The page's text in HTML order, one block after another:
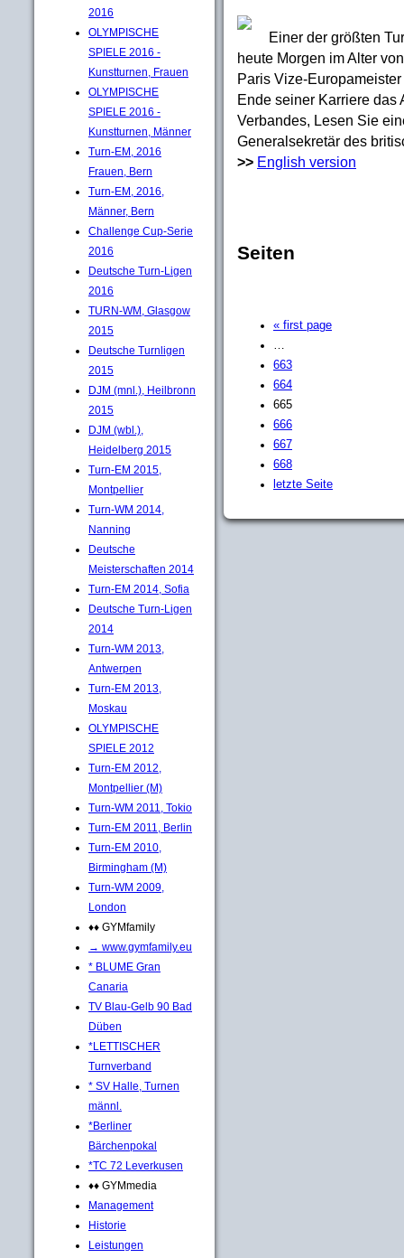
2016
OLYMPISCHE
SPIELE 2016 -
Kunstturnen, Frauen
OLYMPISCHE
SPIELE 2016 -
Kunstturnen, Männer
Turn-EM, 2016
Frauen, Bern
Turn-EM, 2016,
Männer, Bern
Challenge Cup-Serie
2016
Deutsche Turn-Ligen
2016
TURN-WM, Glasgow
2015
Deutsche Turnligen
2015
DJM (mnl.), Heilbronn
2015
DJM (wbl.),
Heidelberg 2015
Turn-EM 2015,
Montpellier
Turn-WM 2014,
Nanning
Deutsche
Meisterschaften 2014
Turn-EM 2014, Sofia
Deutsche Turn-Ligen
2014
Turn-WM 2013,
Antwerpen
Turn-EM 2013,
Moskau
OLYMPISCHE
SPIELE 2012
Turn-EM 2012,
Montpellier (M)
Turn-WM 2011, Tokio
Turn-EM 2011, Berlin
Turn-EM 2010,
Birmingham (M)
Turn-WM 2009,
London
♦♦ GYMfamily
→ www.gymfamily.eu
* BLUME Gran
Canaria
TV Blau-Gelb 90 Bad
Düben
*LETTISCHER
Turnverband
* SV Halle, Turnen
männl.
*Berliner
Bärchenpokal
*TC 72 Leverkusen
♦♦ GYMmedia
Management
Historie
Leistungen
Einer der größten
heute Morgen im Alter
Paris Vize-
Ende seiner Karriere das
Verbandes, Lesen Sie
Generalsekretär des
>> English version
Seiten
« first page
…
663
664
665
666
667
668
letzte Seite